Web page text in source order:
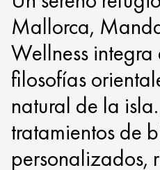
Mallorca,
Wellness
filosofías
natural de la
tratamientos de
personalizados,